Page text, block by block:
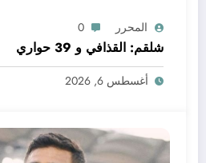
المحرر 0
شلقم: القذافي و 39 حواري
أغسطس 6, 2026